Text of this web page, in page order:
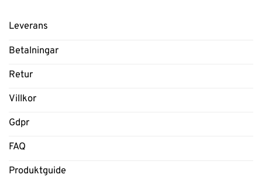
Leverans
Betalningar
Retur
Villkor
Gdpr
FAQ
Produktguide